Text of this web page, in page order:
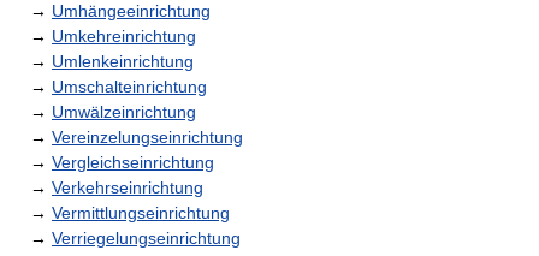
→ Umhängeeinrichtung
→ Umkehreinrichtung
→ Umlenkeinrichtung
→ Umschalteinrichtung
→ Umwälzeinrichtung
→ Vereinzelungseinrichtung
→ Vergleichseinrichtung
→ Verkehrseinrichtung
→ Vermittlungseinrichtung
→ Verriegelungseinrichtung